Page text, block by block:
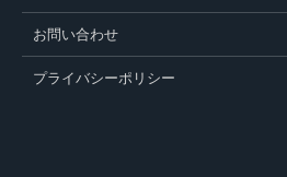
お問い合わせ
プライバシーポリシー